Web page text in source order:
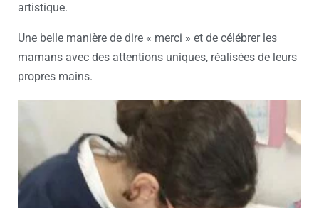
artistique.
Une belle manière de dire « merci » et de célébrer les
mamans avec des attentions uniques, réalisées de leurs
propres mains.